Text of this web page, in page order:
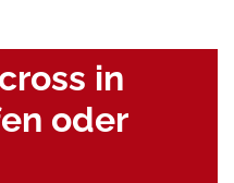
in
oder